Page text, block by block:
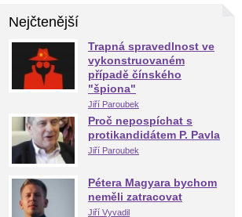
Nejčtenější
Trapná spravedlnost ve
vykonstruovaném
případě čínského
"špiona"
Jiří Paroubek
Proč nepospíchat s
protikandidátem P. Pavla
Jiří Paroubek
Pétera Magyara bychom
neměli zatracovat
Jiří Vyvadil